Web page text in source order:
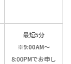
最短5分
※9:00AM～
8:00PMでお申し